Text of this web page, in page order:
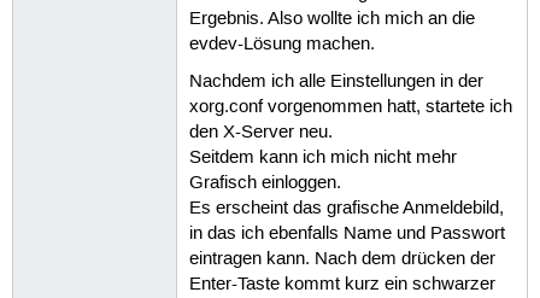
Ergebnis. Also wollte ich mich an die
evdev-Lösung machen.
Nachdem ich alle Einstellungen in der
xorg.conf vorgenommen hatt, startete ich
den X-Server neu.
Seitdem kann ich mich nicht mehr
Grafisch einloggen.
Es erscheint das grafische Anmeldebild,
in das ich ebenfalls Name und Passwort
eintragen kann. Nach dem drücken der
Enter-Taste kommt kurz ein schwarzer